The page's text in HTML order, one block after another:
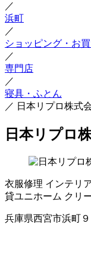
／
浜町
／
ショッピング・お
／
専門店
／
寝具・ふとん
／ 日本リプロ株式
日本リプロ
衣服修理 インテリ
貸ユニホーム クリ
兵庫県西宮市浜町